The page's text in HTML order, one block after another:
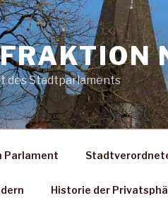
des Stadtparlaments
Parlament
Historie der